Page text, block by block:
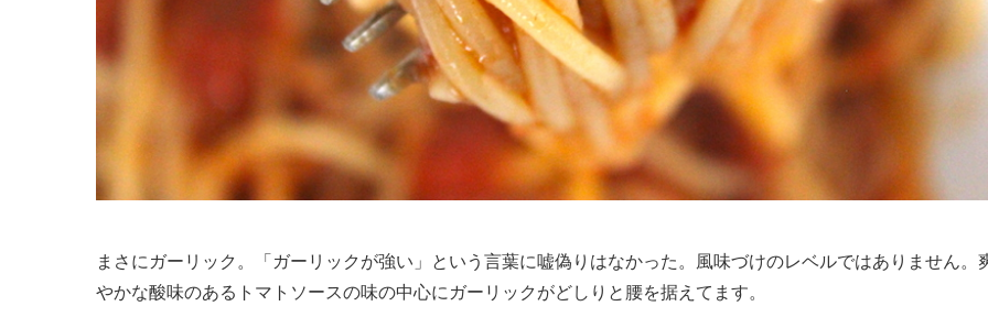
まさにガーリック。「ガーリックが強い」という言葉に嘘偽りはなかった。風味づけのレベルではありません。
やかな酸味のあるトマトソースの味の中心にガーリックがどしりと腰を据えてます。